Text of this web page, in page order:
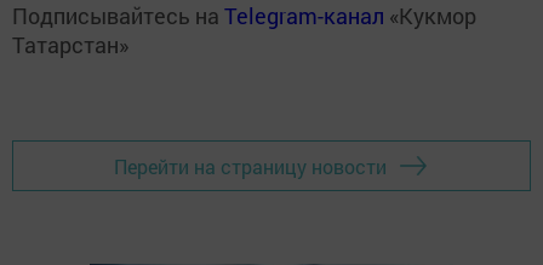
Подписывайтесь на Telegram-канал «Кукмор
Татарстан»
Перейти на страницу новости